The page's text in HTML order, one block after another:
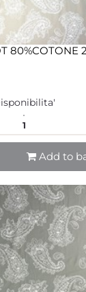
80%COTONE
1
Add to